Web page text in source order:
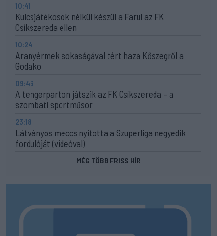
10:41
Kulcsjátékosok nélkül készül a Farul az FK
Csíkszereda ellen
10:24
Aranyérmek sokaságával tért haza Kőszegről a
Godako
09:46
A tengerparton játszik az FK Csíkszereda – a
szombati sportműsor
23:18
Látványos meccs nyitotta a Szuperliga negyedik
fordulóját (videóval)
MÉG TÖBB FRISS HÍR